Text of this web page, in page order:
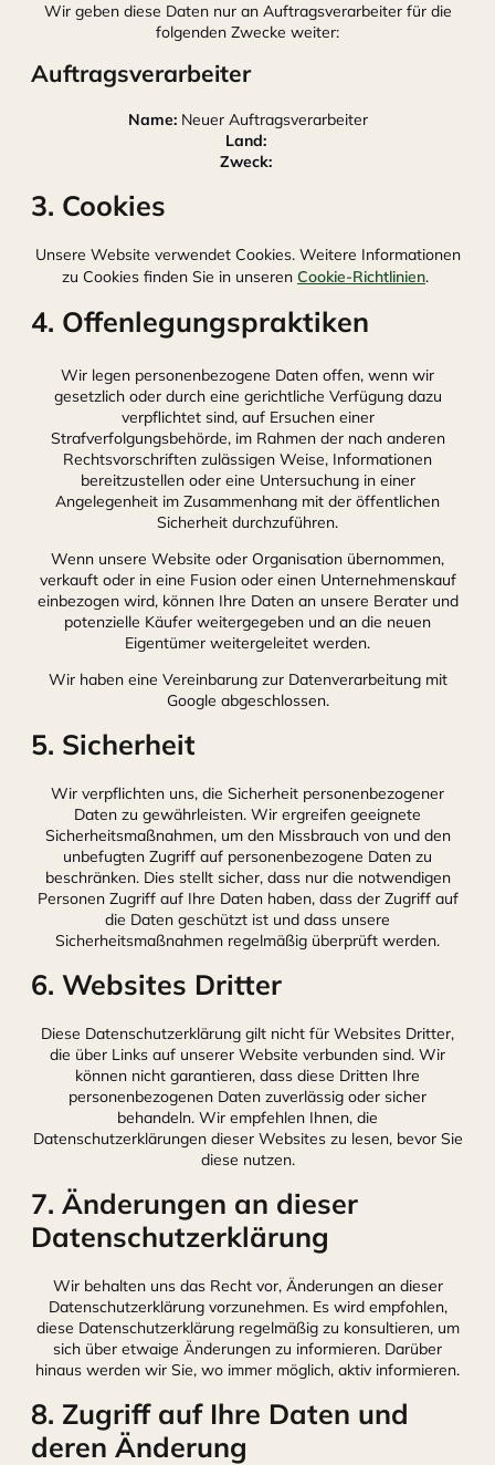
Wir geben diese Daten nur an Auftragsverarbeiter für die
folgenden Zwecke weiter:
Auftragsverarbeiter
Name:Neuer Auftragsverarbeiter
Land:
Zweck:
3. Cookies
Unsere Website verwendet Cookies. Weitere Informationen
zu Cookies finden Sie in unseren Cookie-Richtlinien.
4. Offenlegungspraktiken
Wir legen personenbezogene Daten offen, wenn wir
gesetzlich oder durch eine gerichtliche Verfügung dazu
verpflichtet sind, auf Ersuchen einer
Strafverfolgungsbehörde, im Rahmen der nach anderen
Rechtsvorschriften zulässigen Weise, Informationen
bereitzustellen oder eine Untersuchung in einer
Angelegenheit im Zusammenhang mit der öffentlichen
Sicherheit durchzuführen.
Wenn unsere Website oder Organisation übernommen,
verkauft oder in eine Fusion oder einen Unternehmenskauf
einbezogen wird, können Ihre Daten an unsere Berater und
potenzielle Käufer weitergegeben und an die neuen
Eigentümer weitergeleitet werden.
Wir haben eine Vereinbarung zur Datenverarbeitung mit
Google abgeschlossen.
5. Sicherheit
Wir verpflichten uns, die Sicherheit personenbezogener
Daten zu gewährleisten. Wir ergreifen geeignete
Sicherheitsmaßnahmen, um den Missbrauch von und den
unbefugten Zugriff auf personenbezogene Daten zu
beschränken. Dies stellt sicher, dass nur die notwendigen
Personen Zugriff auf Ihre Daten haben, dass der Zugriff auf
die Daten geschützt ist und dass unsere
Sicherheitsmaßnahmen regelmäßig überprüft werden.
6. Websites Dritter
Diese Datenschutzerklärung gilt nicht für Websites Dritter,
die über Links auf unserer Website verbunden sind. Wir
können nicht garantieren, dass diese Dritten Ihre
personenbezogenen Daten zuverlässig oder sicher
behandeln. Wir empfehlen Ihnen, die
Datenschutzerklärungen dieser Websites zu lesen, bevor Sie
diese nutzen.
7. Änderungen an dieser
Datenschutzerklärung
Wir behalten uns das Recht vor, Änderungen an dieser
Datenschutzerklärung vorzunehmen. Es wird empfohlen,
diese Datenschutzerklärung regelmäßig zu konsultieren, um
sich über etwaige Änderungen zu informieren. Darüber
hinaus werden wir Sie, wo immer möglich, aktiv informieren.
8. Zugriff auf Ihre Daten und
deren Änderung